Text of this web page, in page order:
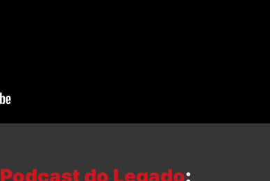
Podcast do Legado: